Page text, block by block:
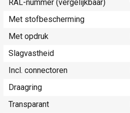
RAL-nummer (vergelijkbaar)
Met stofbescherming
Met opdruk
Slagvastheid
Incl. connectoren
Draagring
Transparant